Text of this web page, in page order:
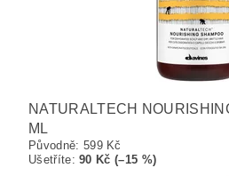
NATURALTECH
ML
Původně: 599 Kč
Ušetříte:90 Kč (–15 %)